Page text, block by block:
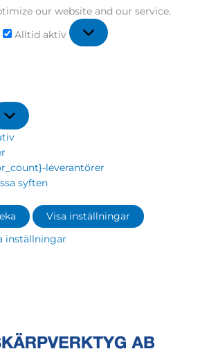
our website and our service.
Alltid aktiv
leverantörer
syften
Visa inställningar
inställningar